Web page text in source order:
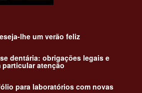
lhe um verão feliz
dentária: obrigações legais e
particular atenção
para laboratórios com novas